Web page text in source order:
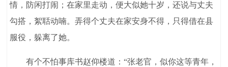
情，防闲打闹；在家里走动，便大似她十岁，还说与丈夫
勾搭，絮聒动喃。弄得个丈夫在家安身不得，只得借在县
服役，躲离了她。
有个不怕事库书赵仰楼道：“张老官，似你这等青年，